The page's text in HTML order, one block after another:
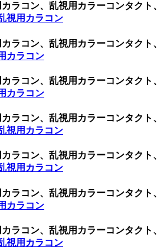
ラコン、乱視用カラーコンタクト、
視用カラコン
ラコン、乱視用カラーコンタクト、
カラコン
ラコン、乱視用カラーコンタクト、
カラコン
ラコン、乱視用カラーコンタクト、
視用カラコン
ラコン、乱視用カラーコンタクト、
視用カラコン
ラコン、乱視用カラーコンタクト、
カラコン
ラコン、乱視用カラーコンタクト、
視用カラコン